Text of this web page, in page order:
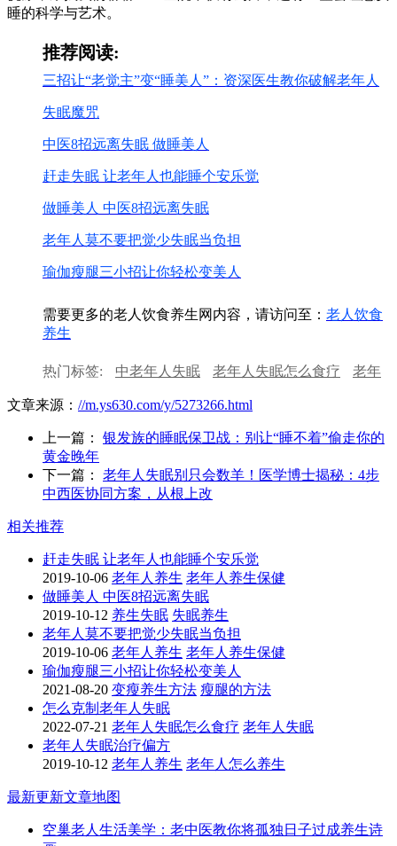
睡的科学与艺术。
推荐阅读:
三招让“老觉主”变“睡美人”：资深医生教你破解老年人
失眠魔咒
中医8招远离失眠 做睡美人
赶走失眠 让老年人也能睡个安乐觉
做睡美人 中医8招远离失眠
老年人莫不要把觉少失眠当负担
瑜伽瘦腿三小招让你轻松变美人
需要更多的老人饮食养生网内容，请访问至： 老人饮食
养生
热门标签: 中老年人失眠 老年人失眠怎么食疗
老年
变年轻
教你10招养生好方法
文章来源： //m.ys630.com/y/5273266.html
上一篇：
银发族的睡眠保卫战：别让“睡不着”偷走你的
黄金晚年
下一篇：
老年人失眠别只会数羊！医学博士揭秘：4步
中西医协同方案，从根上改
相关推荐
赶走失眠 让老年人也能睡个安乐觉
2019-10-06 老年人养生 老年人养生保健
做睡美人 中医8招远离失眠
2019-10-12 养生失眠 失眠养生
老年人莫不要把觉少失眠当负担
2019-10-06 老年人养生 老年人养生保健
瑜伽瘦腿三小招让你轻松变美人
2021-08-20 变瘦养生方法 瘦腿的方法
怎么克制老年人失眠
2022-07-21 老年人失眠怎么食疗 老年人失眠
老年人失眠治疗偏方
2019-10-12 老年人养生 老年人怎么养生
最新更新文章地图
空巢老人生活美学：老中医教你将孤独日子过成养生诗